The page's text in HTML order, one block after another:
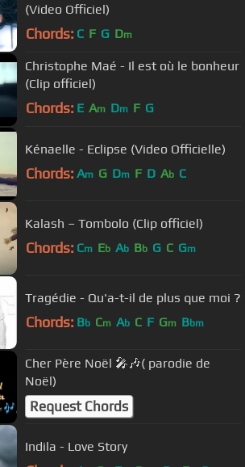
(Video Officiel)
Chords: C F G Dm
Christophe Maé - Il est où le bonheur
(Clip officiel)
Chords: E Am Dm F G
Kénaelle - Eclipse (Video Officielle)
Chords: Am G Dm F D Ab C
Kalash – Tombolo (Clip officiel)
Chords: Cm Eb Ab Bb G C Gm
Tragédie - Qu'a-t-il de plus que moi ?
Chords: Bb Cm Ab C F Gm Bbm
Cher Père Noël 🎤🎶( parodie de
Noël)
Request Chords
Indila - Love Story